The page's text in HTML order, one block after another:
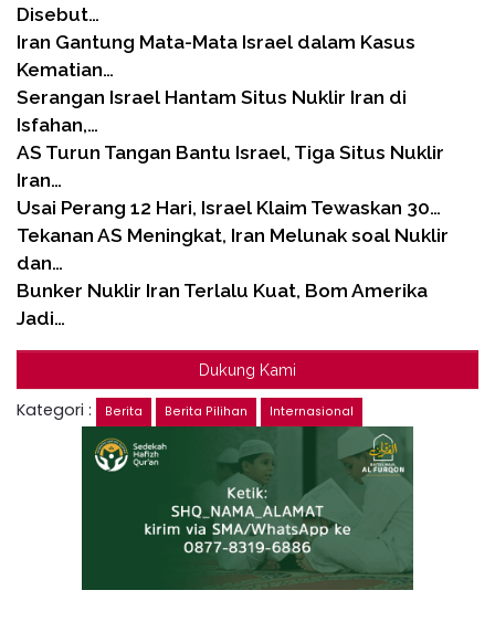
Disebut…
Iran Gantung Mata-Mata Israel dalam Kasus
Kematian…
Serangan Israel Hantam Situs Nuklir Iran di
Isfahan,…
AS Turun Tangan Bantu Israel, Tiga Situs Nuklir
Iran…
Usai Perang 12 Hari, Israel Klaim Tewaskan 30…
Tekanan AS Meningkat, Iran Melunak soal Nuklir
dan…
Bunker Nuklir Iran Terlalu Kuat, Bom Amerika
Jadi…
Dukung Kami
Kategori : Berita Berita Pilihan Internasional